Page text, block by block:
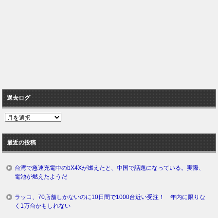
過去ログ
過
ロ
グ
最近の投稿
台湾で急速充電中のbX4Xが燃えたと、中国で話題になっている。実際、
電池が燃えたようだ
ラッコ、70店舗しかないのに10日間で1000台近い受注！ 年内に限りな
く1万台かもしれない